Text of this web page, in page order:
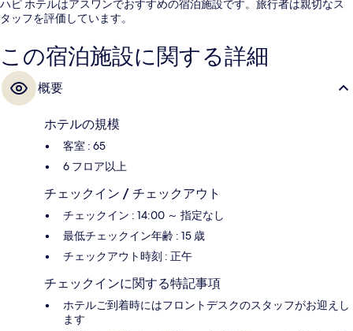
ハピ ホテルはアスワンでおすすめの宿泊施設です。旅行者は親切なス
タッフを評価しています。
この宿泊施設に関する詳細
概要
ホテルの規模
客室 : 65
6 フロア以上
チェックイン / チェックアウト
チェックイン : 14:00 ～ 指定なし
最低チェックイン年齢 : 15 歳
チェックアウト時刻 : 正午
チェックインに関する特記事項
ホテルご到着時にはフロントデスクのスタッフがお迎えし
ます